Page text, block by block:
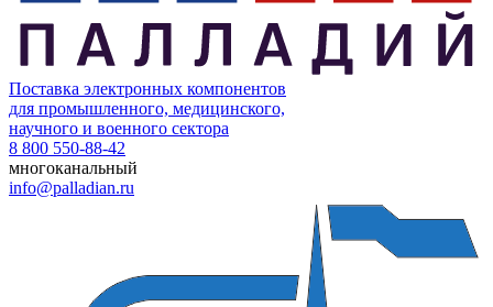
Поставка электронных компонентов
для промышленного, медицинского,
научного и военного сектора
8 800 550-88-42
многоканальный
info@palladian.ru